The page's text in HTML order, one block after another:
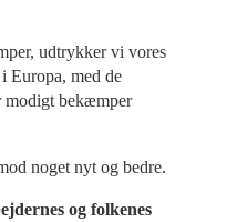
udtrykker vi vores
Europa, med de
modigt bekæmper
noget nyt og bedre.
og folkenes